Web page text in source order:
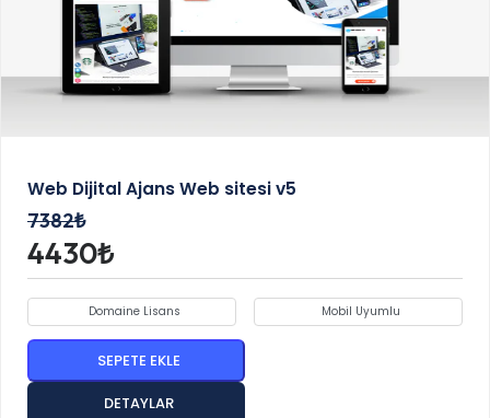
Web Dijital Ajans Web sitesi v5
7382₺
4430₺
Domaine Lisans Mobil Uyumlu
SEPETE EKLE
DETAYLAR